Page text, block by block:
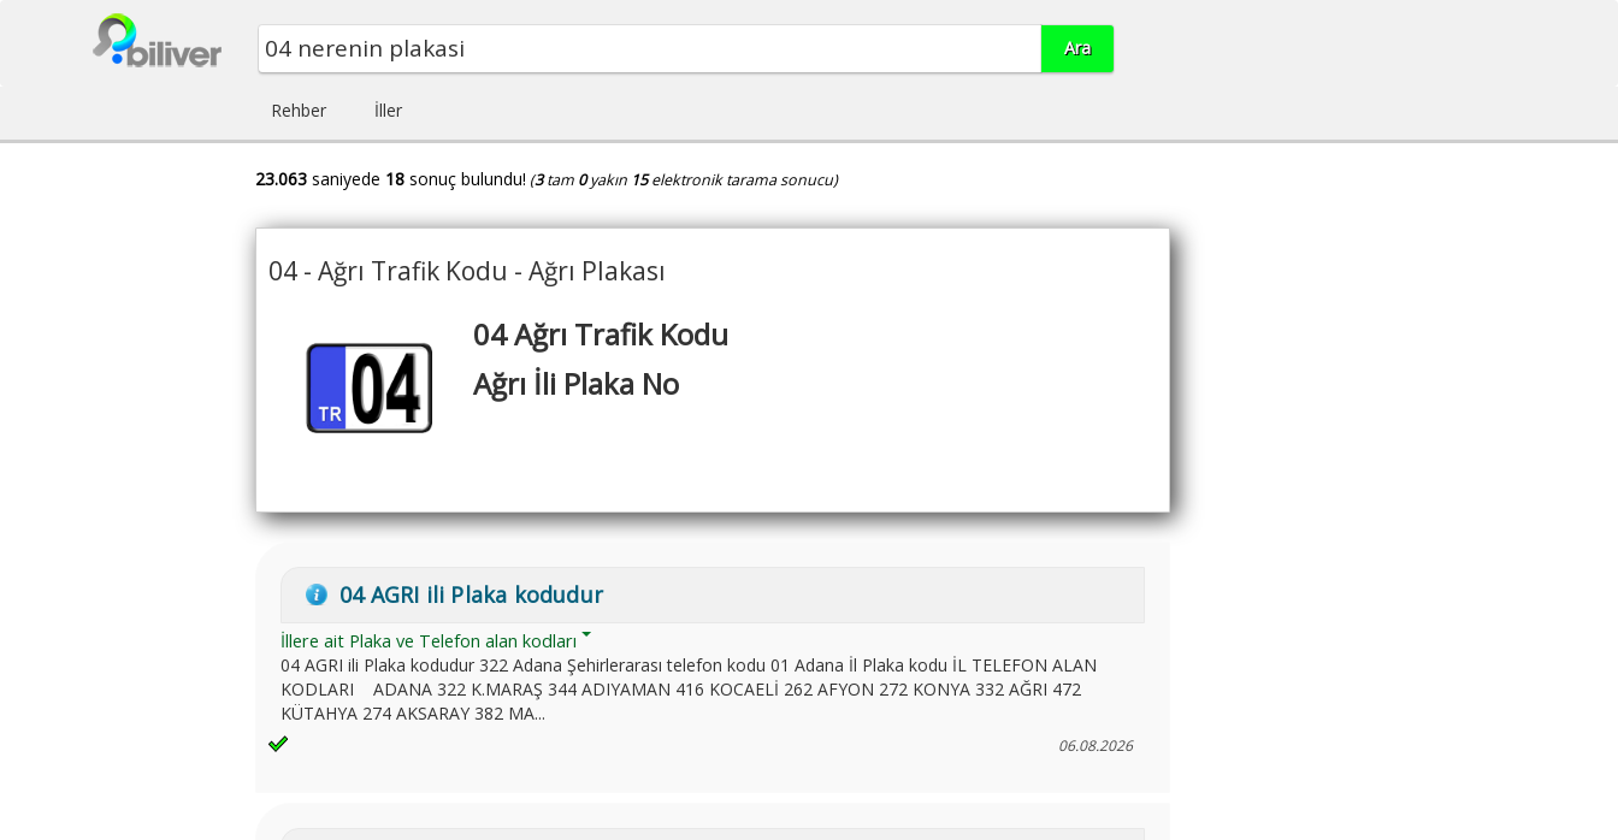
Rehber İller
23.063 saniyede 18 sonuç bulundu! (3tam 0yakın 15elektronik tarama sonucu)
04 - Ağrı Trafik Kodu - Ağrı Plakası
04 Ağrı Trafik Kodu
Ağrı İli Plaka No
04 AGRI ili Plaka kodudur
İllere ait Plaka ve Telefon alan kodları
04 AGRI ili Plaka kodudur 322 Adana Şehirlerarası telefon kodu 01 Adana İl Plaka kodu İL TELEFON ALAN
KODLARI ADANA 322 K.MARAŞ 344 ADIYAMAN 416 KOCAELİ 262 AFYON 272 KONYA 332 AĞRI 472
KÜTAHYA 274 AKSARAY 382 MA...
06.08.2026